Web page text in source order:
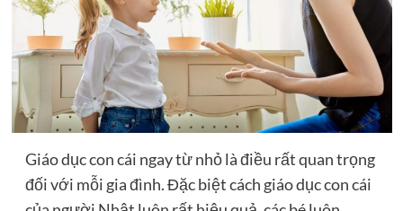
Giáo dục con cái ngay từ nhỏ là điều rất quan trọng
đối với mỗi gia đình. Đặc biệt cách giáo dục con cái